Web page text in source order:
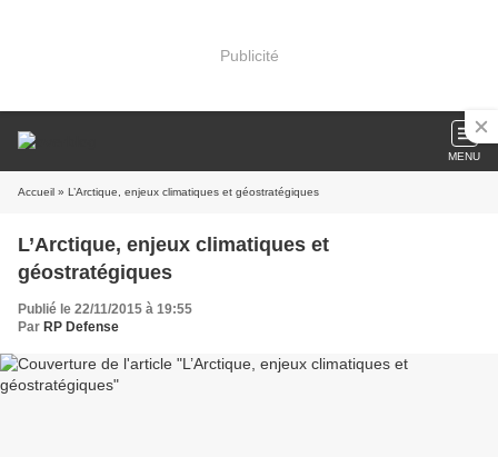
Publicité
MENU
Accueil » L’Arctique, enjeux climatiques et géostratégiques
L’Arctique, enjeux climatiques et
géostratégiques
Publié le 22/11/2015 à 19:55
Par RP Defense